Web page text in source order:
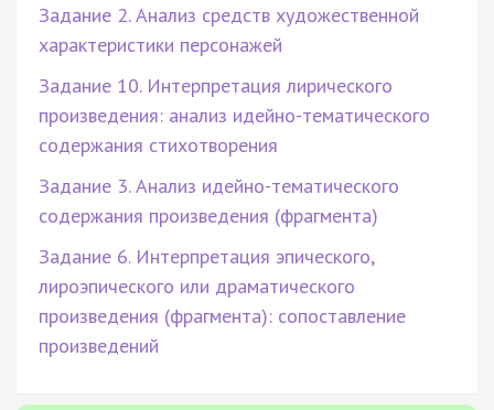
Задание 2. Анализ средств художественной
характеристики персонажей
Задание 10. Интерпретация лирического
произведения: анализ идейно-тематического
содержания стихотворения
Задание 3. Анализ идейно-тематического
содержания произведения (фрагмента)
Задание 6. Интерпретация эпического,
лироэпического или драматического
произведения (фрагмента): сопоставление
произведений